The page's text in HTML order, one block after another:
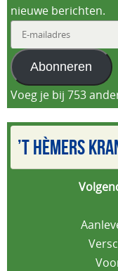
nieuwe berichten.
mailadres
Abonneren
Voeg je bij 753
’T HÈMERS